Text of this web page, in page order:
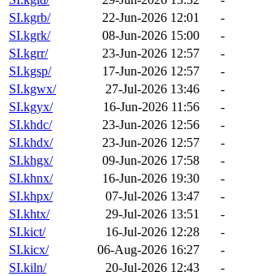
SI.kgrb/
22-Jun-2026 12:01
-
SI.kgrk/
08-Jun-2026 15:00
-
SI.kgrr/
23-Jun-2026 12:57
-
SI.kgsp/
17-Jun-2026 12:57
-
SI.kgwx/
27-Jul-2026 13:46
-
SI.kgyx/
16-Jun-2026 11:56
-
SI.khdc/
23-Jun-2026 12:56
-
SI.khdx/
23-Jun-2026 12:57
-
SI.khgx/
09-Jun-2026 17:58
-
SI.khnx/
16-Jun-2026 19:30
-
SI.khpx/
07-Jul-2026 13:47
-
SI.khtx/
29-Jul-2026 13:51
-
SI.kict/
16-Jul-2026 12:28
-
SI.kicx/
06-Aug-2026 16:27
-
SI.kiln/
20-Jul-2026 12:43
-